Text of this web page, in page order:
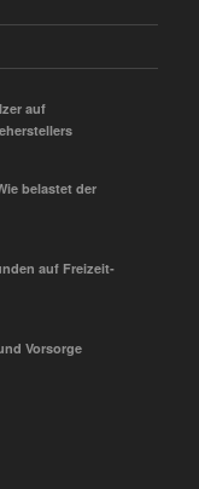
auf
belastet der
auf Freizeit­
Vorsorge